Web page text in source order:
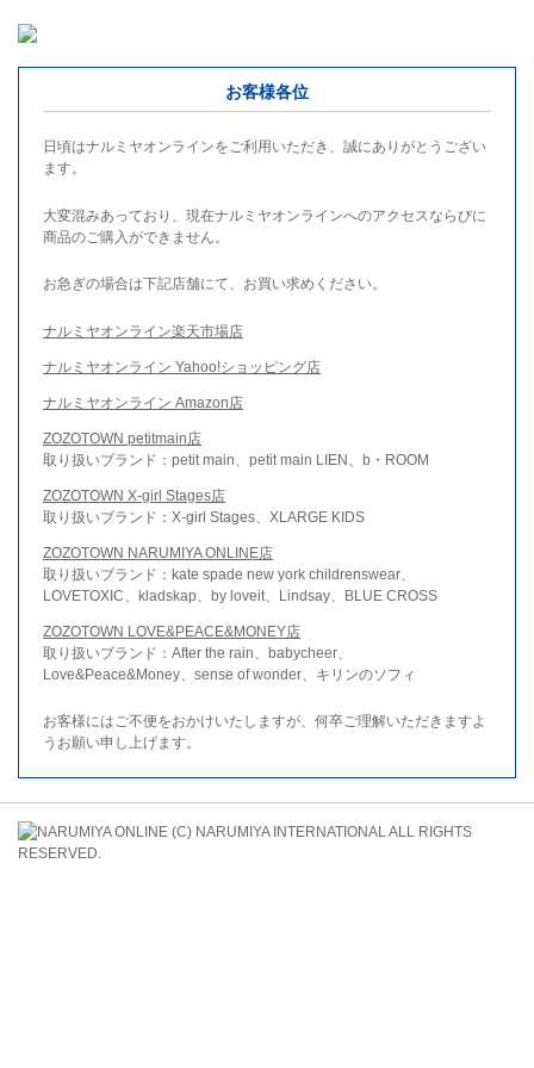
お客様各位
日頃はナルミヤオンラインをご利用いただき、誠にありがとうござい
ます。
大変混みあっており、現在ナルミヤオンラインへのアクセスならびに
商品のご購入ができません。
お急ぎの場合は下記店舗にて、お買い求めください。
ナルミヤオンライン楽天市場店
ナルミヤオンライン Yahoo!ショッピング店
ナルミヤオンライン Amazon店
ZOZOTOWN petitmain店
取り扱いブランド：petit main、petit main LIEN、b・ROOM
ZOZOTOWN X-girl Stages店
取り扱いブランド：X-girl Stages、XLARGE KIDS
ZOZOTOWN NARUMIYA ONLINE店
取り扱いブランド：kate spade new york childrenswear、
LOVETOXIC、kladskap、by loveit、Lindsay、BLUE CROSS
ZOZOTOWN LOVE&PEACE&MONEY店
取り扱いブランド：After the rain、babycheer、
Love&Peace&Money、sense of wonder、キリンのソフィ
お客様にはご不便をおかけいたしますが、何卒ご理解いただきますよ
うお願い申し上げます。